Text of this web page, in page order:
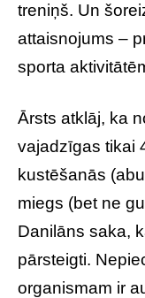
treniņš. Un
attaisnojums –
sporta
Ārsts atklāj, ka
vajadzīgas tikai
kustēšanās
miegs (bet ne
Danilāns saka,
pārsteigti.
organismam ir